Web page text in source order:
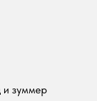
и зуммер